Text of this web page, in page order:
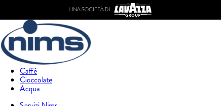
UNA SOCIETÀ DI
Caffé
Cioccolate
Acqua